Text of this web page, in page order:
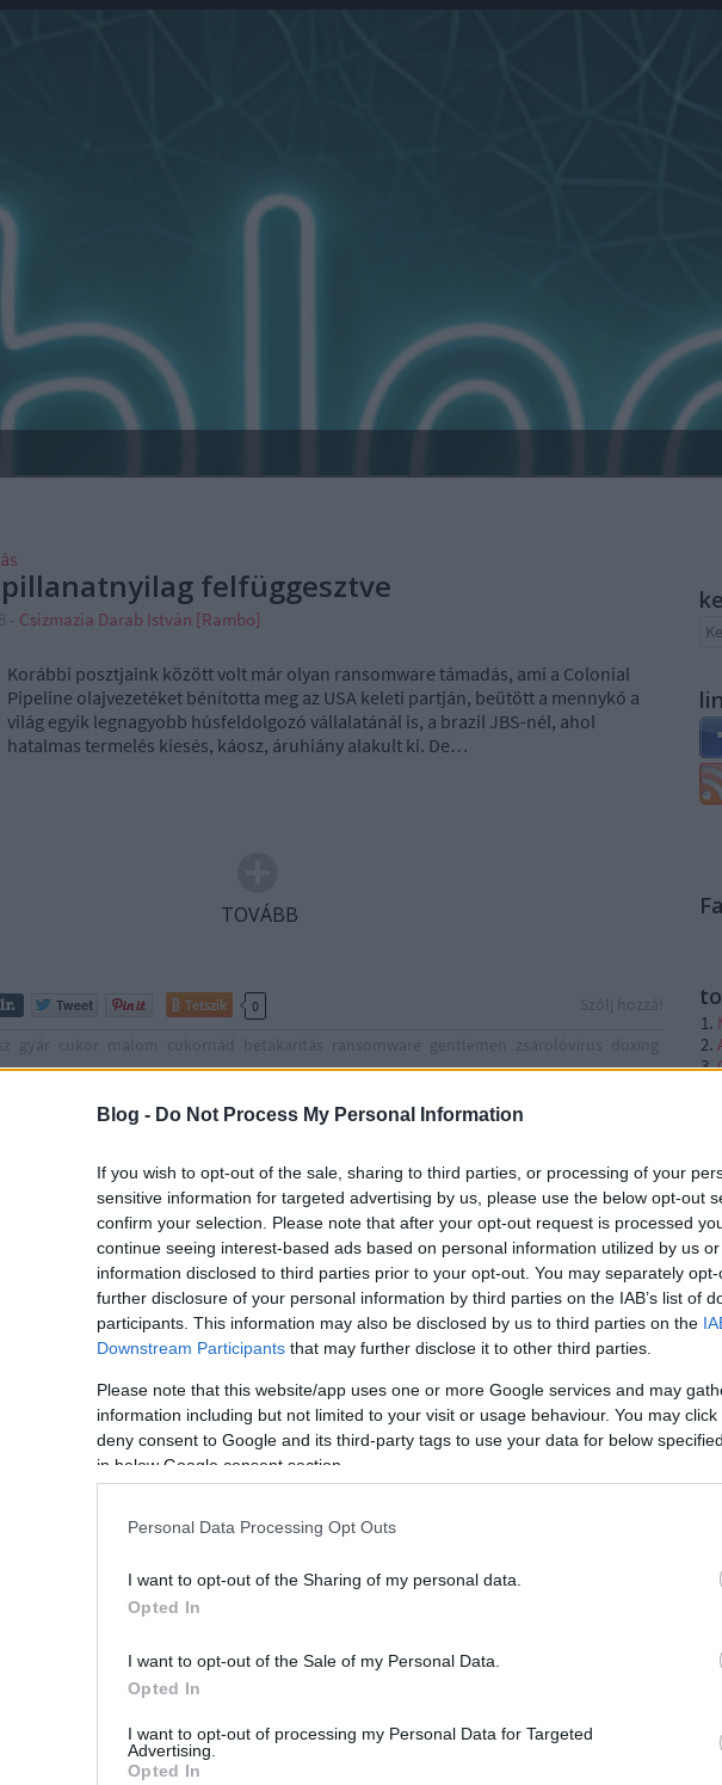
Blog - Do Not Process My Personal Information
If you wish to opt-out of the sale, sharing to third parties, or processing of your
sensitive information for targeted advertising by us, please use the below opt-out
confirm your selection. Please note that after your opt-out request is processed
continue seeing interest-based ads based on personal information utilized by us
information disclosed to third parties prior to your opt-out. You may separately
further disclosure of your personal information by third parties on the IAB’s list of
participants. This information may also be disclosed by us to third parties on the
Downstream Participants that may further disclose it to other third parties.
Please note that this website/app uses one or more Google services and may
information including but not limited to your visit or usage behaviour. You may
deny consent to Google and its third-party tags to use your data for below
in below Google consent section.
Personal Data Processing Opt Outs
I want to opt-out of the Sharing of my personal data.
Opted In
I want to opt-out of the Sale of my Personal Data.
Opted In
I want to opt-out of processing my Personal Data for Targeted
Advertising.
Opted In
pillanatnyilag felfüggesztve
Csizmazia Darab István [Rambo]
Korábbi posztjaink között volt már olyan ransomware támadás, ami a Colonial
Pipeline olajvezetéket bénította meg az USA keleti partján, beütött a mennykő a
világ egyik legnagyobb húsfeldolgozó vállalatánál is, a brazil JBS-nél, ahol
hatalmas termelés kiesés, káosz, áruhiány alakult ki. De…
TOVÁBB
Tetszik 0
A